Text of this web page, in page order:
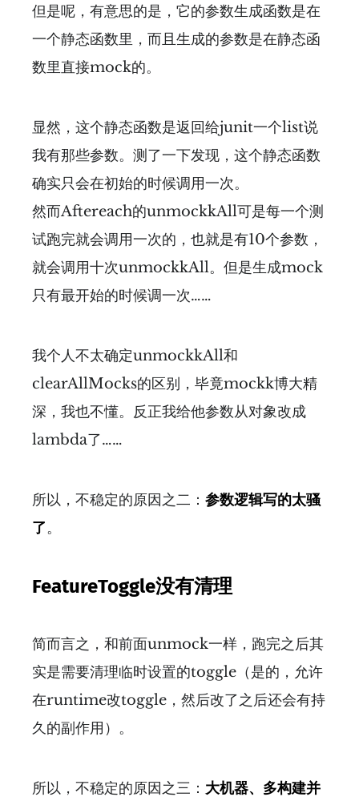
但是呢，有意思的是，它的参数生成函数是在
一个静态函数里，而且生成的参数是在静态函
数里直接mock的。
显然，这个静态函数是返回给junit一个list说
我有那些参数。测了一下发现，这个静态函数
确实只会在初始的时候调用一次。
然而Aftereach的unmockkAll可是每一个测
试跑完就会调用一次的，也就是有10个参数，
就会调用十次unmockkAll。但是生成mock
只有最开始的时候调一次……
我个人不太确定unmockkAll和
clearAllMocks的区别，毕竟mockk博大精
深，我也不懂。反正我给他参数从对象改成
lambda了……
所以，不稳定的原因之二： 参数逻辑写的太骚
了。
FeatureToggle没有清理
简而言之，和前面unmock一样，跑完之后其
实是需要清理临时设置的toggle（是的，允许
在runtime改toggle，然后改了之后还会有持
久的副作用）。
所以，不稳定的原因之三： 大机器、多构建并